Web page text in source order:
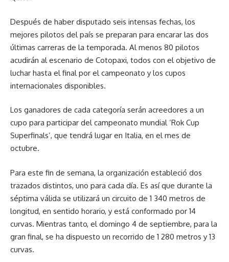
Después de haber disputado seis intensas fechas, los
mejores pilotos del país se preparan para encarar las dos
últimas carreras de la temporada. Al menos 80 pilotos
acudirán al escenario de Cotopaxi, todos con el objetivo de
luchar hasta el final por el campeonato y los cupos
internacionales disponibles.
Los ganadores de cada categoría serán acreedores a un
cupo para participar del campeonato mundial ‘Rok Cup
Superfinals’, que tendrá lugar en Italia, en el mes de
octubre.
Para este fin de semana, la organización estableció dos
trazados distintos, uno para cada día. Es así que durante la
séptima válida se utilizará un circuito de 1 340 metros de
longitud, en sentido horario, y está conformado por 14
curvas. Mientras tanto, el domingo 4 de septiembre, para la
gran final, se ha dispuesto un recorrido de 1 280 metros y 13
curvas.